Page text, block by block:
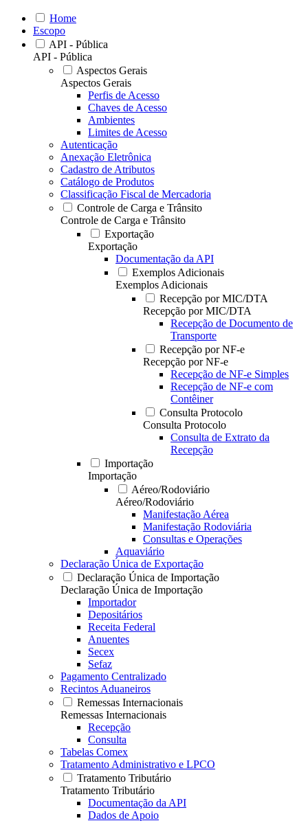
Home
Escopo
API - Pública
API - Pública
Aspectos Gerais
Aspectos Gerais
Perfis de Acesso
Chaves de Acesso
Ambientes
Limites de Acesso
Autenticação
Anexação Eletrônica
Cadastro de Atributos
Catálogo de Produtos
Classificação Fiscal de Mercadoria
Controle de Carga e Trânsito
Controle de Carga e Trânsito
Exportação
Exportação
Documentação da API
Exemplos Adicionais
Exemplos Adicionais
Recepção por MIC/DTA
Recepção por MIC/DTA
Recepção de Documento de
Transporte
Recepção por NF-e
Recepção por NF-e
Recepção de NF-e Simples
Recepção de NF-e com
Contêiner
Consulta Protocolo
Consulta Protocolo
Consulta de Extrato da
Recepção
Importação
Importação
Aéreo/Rodoviário
Aéreo/Rodoviário
Manifestação Aérea
Manifestação Rodoviária
Consultas e Operações
Aquaviário
Declaração Única de Exportação
Declaração Única de Importação
Declaração Única de Importação
Importador
Depositários
Receita Federal
Anuentes
Secex
Sefaz
Pagamento Centralizado
Recintos Aduaneiros
Remessas Internacionais
Remessas Internacionais
Recepção
Consulta
Tabelas Comex
Tratamento Administrativo e LPCO
Tratamento Tributário
Tratamento Tributário
Documentação da API
Dados de Apoio